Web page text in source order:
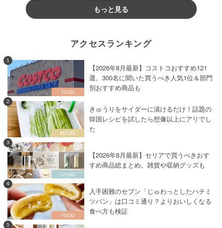
もっと見る
アクセスランキング
1
【2026年8月最新】コストコおすすめ121
選。300名に聞いた買うべき人気1位＆部門
別おすすめ商品も
2
きゅうりをサイダーに漬けるだけ！話題の
韓国レシピを試したら想像以上にアリでし
た
3
【2026年8月最新】セリアで買うべきおす
すめ商品総まとめ。雑貨や収納グッズも
4
入手困難のセブン「じゅわっとしたハチミ
ツパン」は口コミ通り？よりおいしくなる
食べ方も検証
5